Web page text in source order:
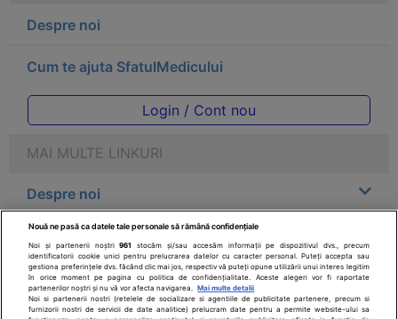
Despre noi
Cum te ajuta SfatulMedicului
Login / Cont nou
MAI MULTE LINKURI
Despre noi
Legal
Drepturile consumatorului
Nouă ne pasă ca datele tale personale să rămână confidențiale
Noi și partenerii noștri961
stocăm și/sau accesăm informații pe dispozitivul dvs., precum
identificatorii cookie unici pentru prelucrarea datelor cu caracter personal. Puteți accepta sau
gestiona preferințele dvs. făcând clic mai jos, respectiv vă puteți opune utilizării unui interes legitim
în orice moment pe pagina cu politica de confidențialitate. Aceste alegeri vor fi raportate
partenerilor noștri și nu vă vor afecta navigarea.
Mai multe detalii
Noi si partenerii nostri (retelele de socializare si agentiile de publicitate partenere, precum si
furnizorii nostri de servicii de date analitice) prelucram date pentru a permite website-ului sa